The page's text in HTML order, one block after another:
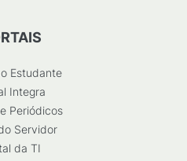
Estudante
Integra
Periódicos
Servidor
da TI